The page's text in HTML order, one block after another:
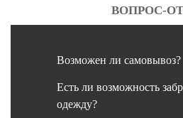
ВОПРОС-
Возможен ли самовывоз?
Есть ли возможность
одежду?